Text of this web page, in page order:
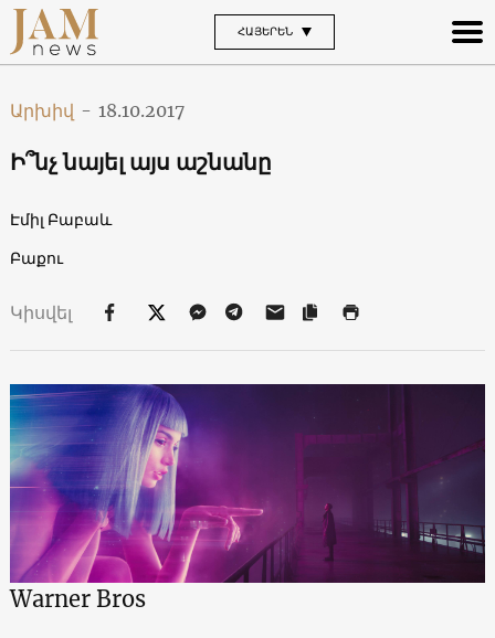
ՀԱՅԵՐԵՆ
Արխիվ - 18.10.2017
Ի՞նչ նայել այս աշնանը
Էմիլ Բաբաև
Բաքու
Կիսվել
Warner Bros